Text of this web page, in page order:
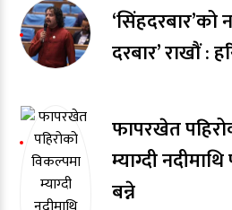
‘सिंहदरबार’को
दरबार’ राखाैं :
फापरखेत
म्याग्दी
बन्ने